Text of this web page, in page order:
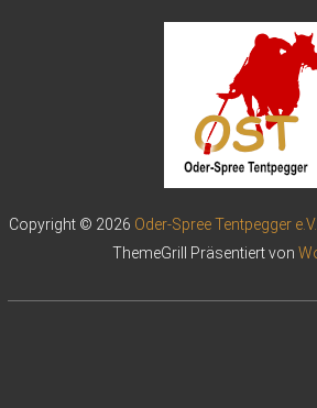
Copyright © 2026 Oder-Spree Tentpegger e.V.
ThemeGrill Präsentiert von